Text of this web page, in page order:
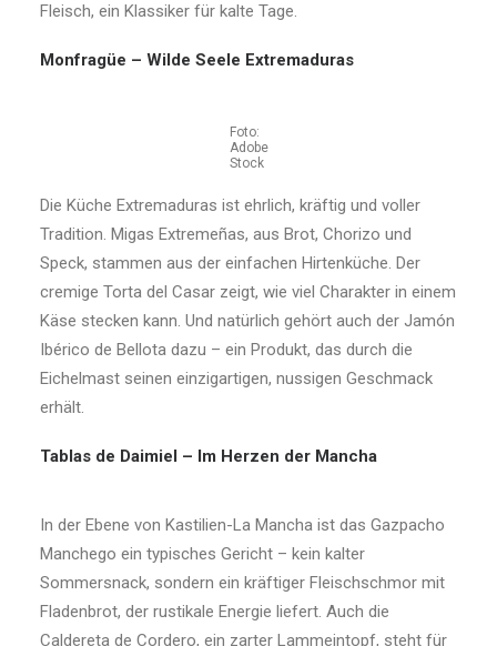
Fleisch, ein Klassiker für kalte Tage.
Monfragüe – Wilde Seele Extremaduras
Foto:
Adobe
Stock
Die Küche Extremaduras ist ehrlich, kräftig und voller
Tradition. Migas Extremeñas, aus Brot, Chorizo und
Speck, stammen aus der einfachen Hirtenküche. Der
cremige Torta del Casar zeigt, wie viel Charakter in einem
Käse stecken kann. Und natürlich gehört auch der Jamón
Ibérico de Bellota dazu – ein Produkt, das durch die
Eichelmast seinen einzigartigen, nussigen Geschmack
erhält.
Tablas de Daimiel – Im Herzen der Mancha
In der Ebene von Kastilien-La Mancha ist das Gazpacho
Manchego ein typisches Gericht – kein kalter
Sommersnack, sondern ein kräftiger Fleischschmor mit
Fladenbrot, der rustikale Energie liefert. Auch die
Caldereta de Cordero, ein zarter Lammeintopf, steht für